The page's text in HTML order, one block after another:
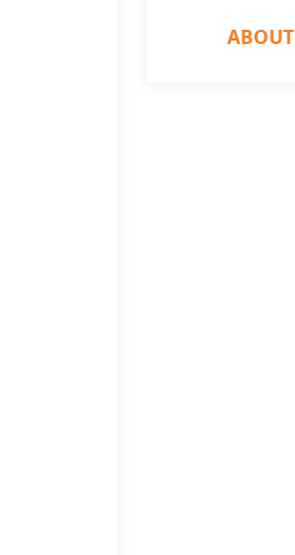
ABOUT